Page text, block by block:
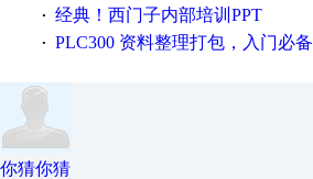
· 经典！西门子内部培训PPT
· PLC300 资料整理打包，入门必备
你猜你猜